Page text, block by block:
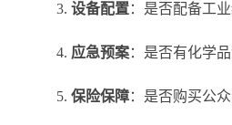
设备配置：是否配备工
应急预案：是否有化学
保险保障：是否购买公